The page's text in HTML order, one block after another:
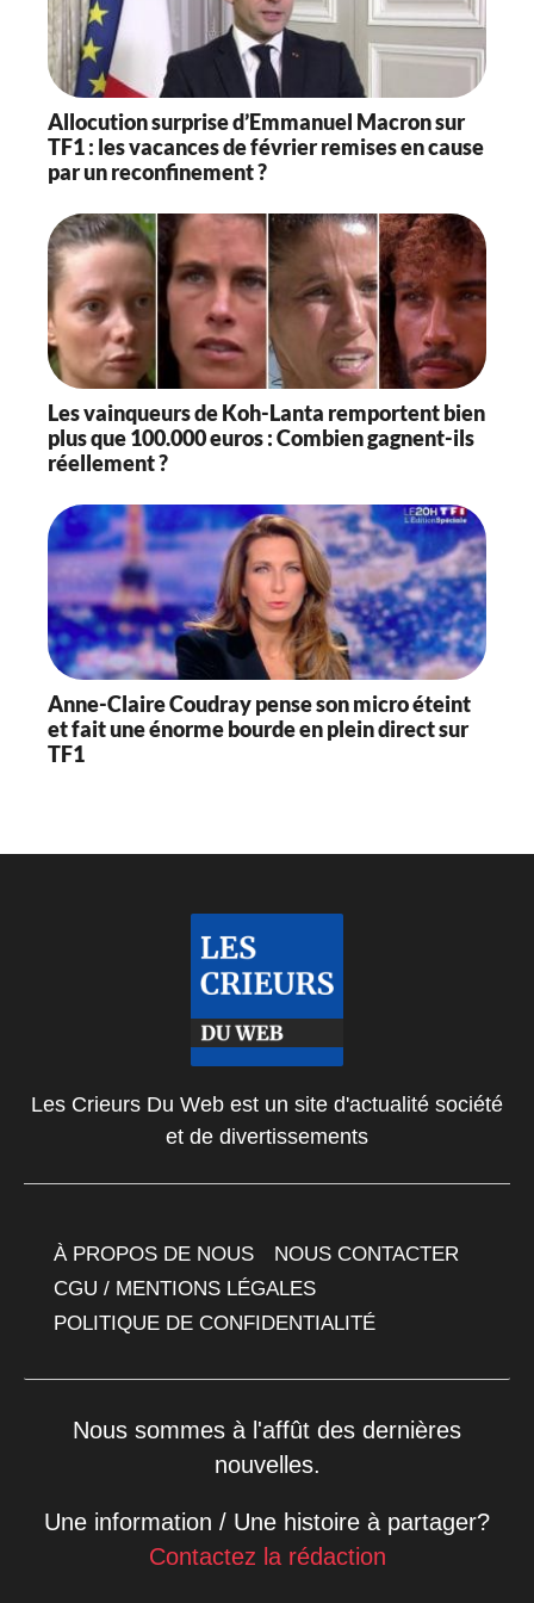
Allocution surprise d’Emmanuel Macron sur
TF1 : les vacances de février remises en cause
par un reconfinement ?
Les vainqueurs de Koh-Lanta remportent bien
plus que 100.000 euros : Combien gagnent-ils
réellement ?
Anne-Claire Coudray pense son micro éteint
et fait une énorme bourde en plein direct sur
TF1
Les Crieurs Du Web est un site d'actualité société
et de divertissements
À PROPOS DE NOUS
NOUS CONTACTER
CGU / MENTIONS LÉGALES
POLITIQUE DE CONFIDENTIALITÉ
Nous sommes à l'affût des dernières
nouvelles.
Une information / Une histoire à partager?
Contactez la rédaction